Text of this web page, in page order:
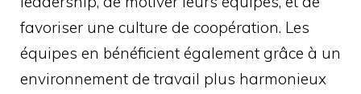
favoriser une culture de coopération. Les
équipes en bénéficient également grâce à un
environnement de travail plus harmonieux